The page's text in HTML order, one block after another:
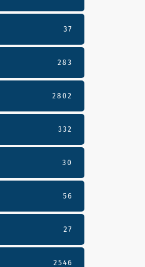
37
283
2802
332
30
56
27
2546